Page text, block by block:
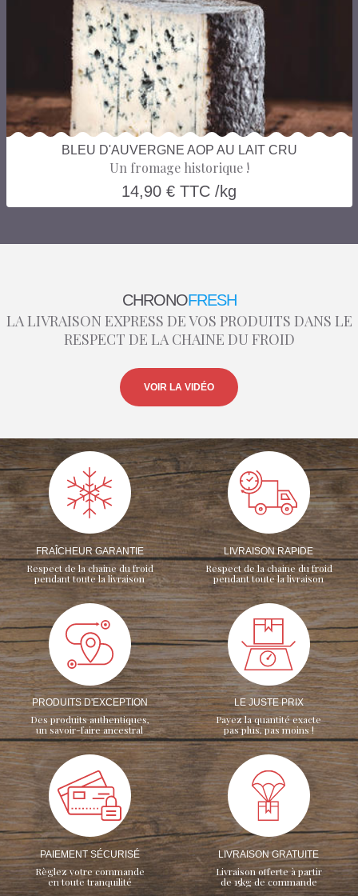
BLEU D'AUVERGNE AOP AU LAIT CRU
Un fromage historique !
14,90 € TTC /kg
CHRONOFRESH
LA LIVRAISON EXPRESS DE VOS PRODUITS DANS LE
RESPECT DE LA CHAINE DU FROID
VOIR LA VIDÉO
FRAÎCHEUR GARANTIE
Respect de la chaine du froid
pendant toute la livraison
LIVRAISON RAPIDE
Respect de la chaine du froid
pendant toute la livraison
PRODUITS D'EXCEPTION
Des produits authentiques,
un savoir-faire ancestral
LE JUSTE PRIX
Payez la quantité exacte
pas plus, pas moins !
PAIEMENT SÉCURISÉ
Règlez votre commande
en toute tranquilité
LIVRAISON GRATUITE
Livraison offerte à partir
de 15kg de commande